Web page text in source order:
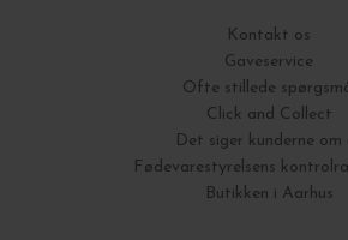
Kontakt os
Gaveservice
Ofte stillede
Click and Collect
Det siger kunderne om
Fødevarestyrelsens
Butikken i Aarhus